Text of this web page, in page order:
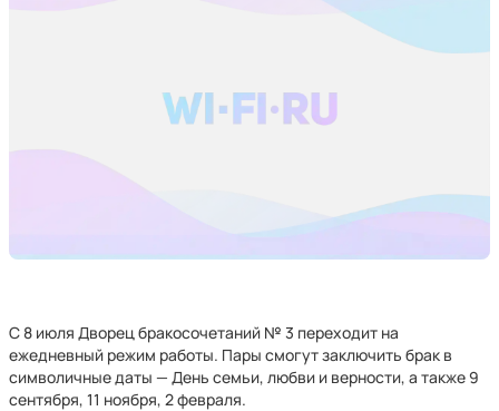
С 8 июля Дворец бракосочетаний № 3 переходит на
ежедневный режим работы. Пары смогут заключить брак в
символичные даты — День семьи, любви и верности, а также 9
сентября, 11 ноября, 2 февраля.